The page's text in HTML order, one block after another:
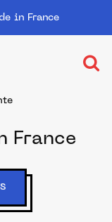
in France
France